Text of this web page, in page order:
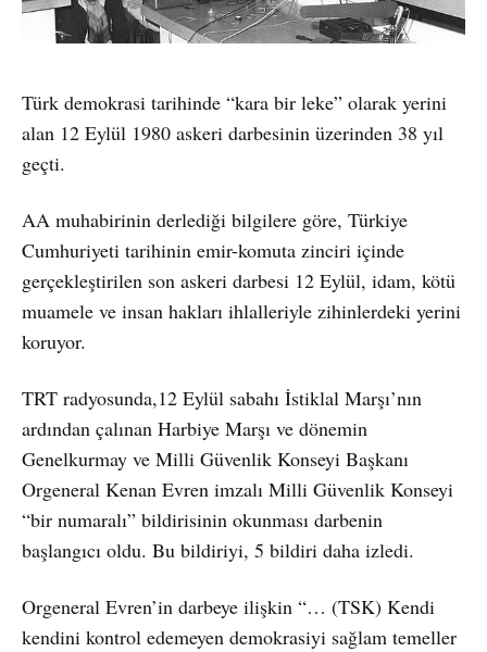
Türk demokrasi tarihinde “kara bir leke” olarak yerini
alan 12 Eylül 1980 askeri darbesinin üzerinden 38 yıl
geçti.
AA muhabirinin derlediği bilgilere göre, Türkiye
Cumhuriyeti tarihinin emir-komuta zinciri içinde
gerçekleştirilen son askeri darbesi 12 Eylül, idam, kötü
muamele ve insan hakları ihlalleriyle zihinlerdeki yerini
koruyor.
TRT radyosunda,12 Eylül sabahı İstiklal Marşı’nın
ardından çalınan Harbiye Marşı ve dönemin
Genelkurmay ve Milli Güvenlik Konseyi Başkanı
Orgeneral Kenan Evren imzalı Milli Güvenlik Konseyi
“bir numaralı” bildirisinin okunması darbenin
başlangıcı oldu. Bu bildiriyi, 5 bildiri daha izledi.
Orgeneral Evren’in darbeye ilişkin “… (TSK) Kendi
kendini kontrol edemeyen demokrasiyi sağlam temeller